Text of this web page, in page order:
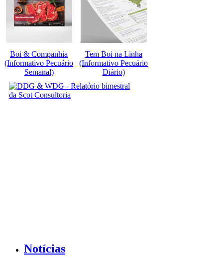
Boi & Companhia
(Informativo Pecuário
Semanal)
Tem Boi na Linha
(Informativo Pecuário
Diário)
Notícias